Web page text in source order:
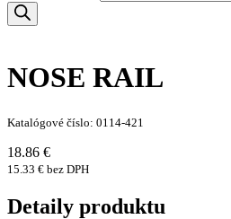
NOSE RAIL
Katalógové číslo: 0114-421
18.86 €
15.33 € bez DPH
Detaily produktu